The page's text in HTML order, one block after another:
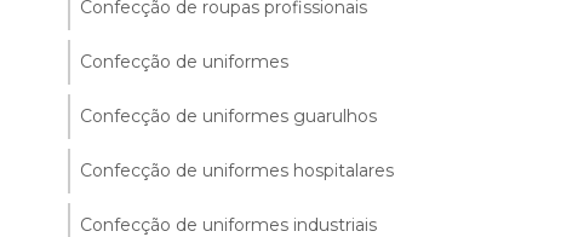
Confecção de roupas profissionais
Confecção de uniformes
Confecção de uniformes guarulhos
Confecção de uniformes hospitalares
Confecção de uniformes industriais